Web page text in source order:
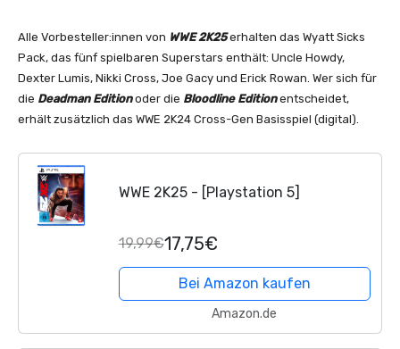
Alle Vorbesteller:innen von WWE 2K25erhalten das Wyatt Sicks
Pack, das fünf spielbaren Superstars enthält: Uncle Howdy,
Dexter Lumis, Nikki Cross, Joe Gacy und Erick Rowan. Wer sich für
die Deadman Editionoder die Bloodline Editionentscheidet,
erhält zusätzlich das WWE 2K24 Cross-Gen Basisspiel (digital).
WWE 2K25 - [Playstation 5]
19,99€17,75€
Bei Amazon kaufen
Amazon.de